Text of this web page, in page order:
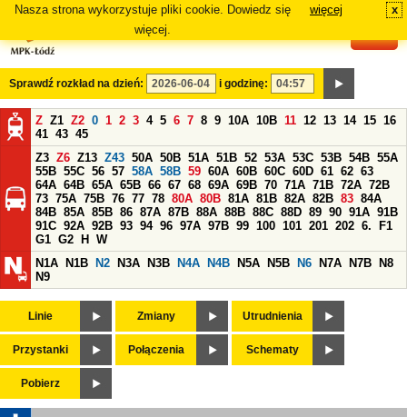
Nasza strona wykorzystuje pliki cookie. Dowiedz się
więcej.
więcej x
Sprawdź rozkład na dzień: i godzinę:
Z Z1 Z2 0 1 2 3 4 5 6 7 8 9 10A 10B 11 12 13 14 15 16
41 43 45
Z3 Z6 Z13 Z43 50A 50B 51A 51B 52 53A 53C 53B 54B 55A
55B 55C 56 57 58A 58B 59 60A 60B 60C 60D 61 62 63
64A 64B 65A 65B 66 67 68 69A 69B 70 71A 71B 72A 72B
73 75A 75B 76 77 78 80A 80B 81A 81B 82A 82B 83 84A
84B 85A 85B 86 87A 87B 88A 88B 88C 88D 89 90 91A 91B
91C 92A 92B 93 94 96 97A 97B 99 100 101 201 202 6.
F1
G1 G2 H
W
N1A
N1B N2 N3A N3B N4A N4B N5A N5B N6 N7A N7B
N8
N9
Linie Zmiany Utrudnienia
Przystanki Połączenia Schematy
Pobierz